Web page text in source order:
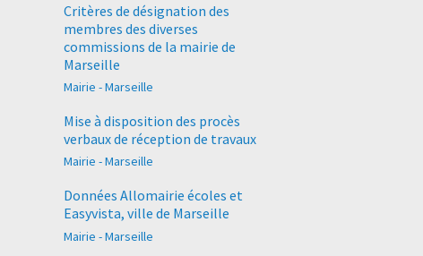
Critères de désignation des
membres des diverses
commissions de la mairie de
Marseille
Mairie - Marseille
Mise à disposition des procès
verbaux de réception de travaux
Mairie - Marseille
Données Allomairie écoles et
Easyvista, ville de Marseille
Mairie - Marseille